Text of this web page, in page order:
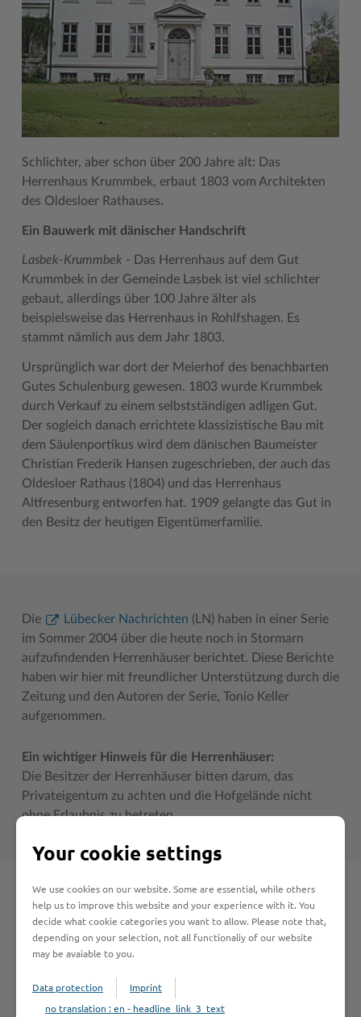
Geodatenportale (Kreiskarte)
Kfz-Zulassung
Kontakt / Öffnungszeiten
Leistungen
Publikationen
Wo Sie uns finden
Wunsch-Kennzeichen ↗
Zuständigkeitsfinder SH ↗
Fotoarchiv
Hitzeschutz
Klimaanpassungskonzept
Kreistag Sitzungskalender
Lokales Wetter
Newsletter
Pressemeldungen
Social Media
Stellenangebote
Stormarninfo
Termine
Woche der Seelischen Gesundheit
#MeinStormarn
Karrieretag
Kreispräsident
Kreistag und Ausschüsse
Kreistag Sitzungskalender
Landrat
Sonderbereiche
Stabsbereiche
Städte und Gemeinden
Wahlen im Kreis
Wappen und Geschichte
Wappenrolle
Zahlen, Daten, Fakten
Offene Stellen
Praktika und FSJ
Weiterbildung beim Kreis Stormarn
Klimaschutz beim Kreis Stormarn
Projekt e-Gewerbe
Stormarner Bündnis für bezahlbares Wohnen
Wirtschafts- und Aufbaugesellschaft Stormarn
Zahlen, Daten, Fakten
Kulturelle Einrichtungen
Museen
Naturschutzgebiete
Storchenhorste
Lieblingsplätze in der Metropolregion
Termine und Veranstaltungen
Tourismus
Umlandscout Hamburg
Vereine und Gruppen
Wälder und Moore
Schlichter, aber schon über 200 Jahre alt: Das
Herrenhaus Krummbek, erbaut 1803 vom Architekten
des Oldesloer Rathauses.
Ein Bauwerk mit dänischer Handschrift
Lasbek-Krummbek - Das Herrenhaus auf dem Gut
Krummbek in der Gemeinde Lasbek ist viel schlichter
gebaut, allerdings über 100 Jahre älter als
beispielsweise das Herrenhaus in Rohlfshagen. Es
stammt nämlich aus dem Jahr 1803.
Ursprünglich war dort der Meierhof des benachbarten
Gutes Schulenburg gewesen. 1803 wurde Krummbek
durch Verkauf zu einem selbstständigen adligen Gut.
Der sogleich danach errichtete klassizistische Bau mit
dem Säulenportikus wird dem dänischen Baumeister
Christian Frederik Hansen zugeschrieben, der auch das
Oldesloer Rathaus (1804) und das Herrenhaus
Altfresenburg entworfen hat. 1909 gelangte das Gut in
den Besitz der heutigen Eigentümerfamilie.
Die Lübecker Nachrichten (LN) haben in einer Serie
im Sommer 2004 über die heute noch in Stormarn
aufzufindenden Herrenhäuser berichtet. Diese Berichte
haben wir hier mit freundlicher Unterstützung durch die
Zeitung und den Autoren der Serie, Tonio Keller
aufgenommen.
Ein wichtiger Hinweis für die Herrenhäuser:
Die Besitzer der Herrenhäuser bitten darum, das
Privateigentum zu achten und die Hofgelände nicht
ohne Erlaubnis zu betreten.
Schnelleinstieg
Seite auswählen
Online-Services
Your cookie settings
We use cookies on our website. Some are essential, while others
help us to improve this website and your experience with it. You
decide what cookie categories you want to allow. Please note that,
depending on your selection, not all functionaliy of our website
may be avaiable to you.
Data protection
Imprint
no translation : en - headline_link_3_text